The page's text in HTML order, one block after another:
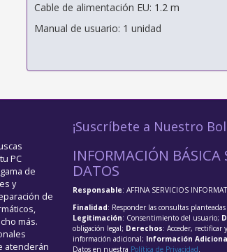
Cable de alimentación EU: 1.2 m
Manual de usuario: 1 unidad
PC
de
y
de
más.
atenderán
¡Suscríbete a Nuestro
INFORMACIÓN BÁSICA
DATOS
Responsable: AFFINA SERVICIOS
Finalidad: Responder las consultas
Legitimación: Consentimiento del usuario;
obligación legal; Derechos: Acceder, rectificar
información adicional; Información
Datos en nuestra Política de Privacidad.